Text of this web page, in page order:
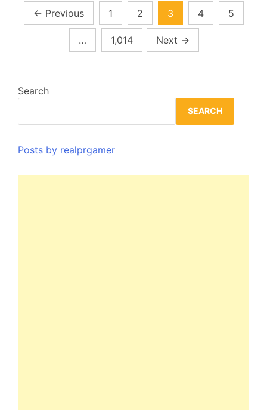
Posts
pagination
← Previous 1 2 3 4 5
… 1,014 Next →
Search
SEARCH
Posts by realprgamer